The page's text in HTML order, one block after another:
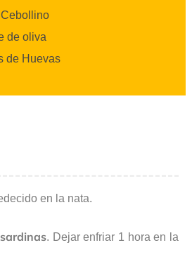
de oliva
de Huevas
en la nata.
. Dejar enfriar 1 hora en la